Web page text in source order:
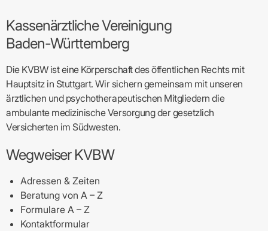
Kassenärztliche Vereinigung
Baden-Württemberg
Die KVBW ist eine Körperschaft des öffentlichen Rechts mit
Hauptsitz in Stuttgart. Wir sichern gemeinsam mit unseren
ärztlichen und psychotherapeutischen Mitgliedern die
ambulante medizinische Versorgung der gesetzlich
Versicherten im Südwesten.
Wegweiser KVBW
Adressen & Zeiten
Beratung von A – Z
Formulare A – Z
Kontaktformular